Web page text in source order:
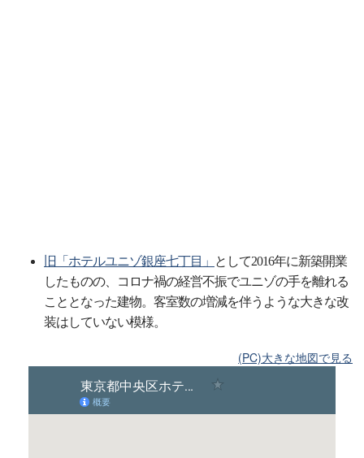
旧「ホテルユニゾ銀座七丁目」 として2016年に新築開業
したものの、コロナ禍の経営不振でユニゾの手を離れる
こととなった建物。客室数の増減を伴うような大きな改
装はしていない模様。
(PC)大きな地図で見る